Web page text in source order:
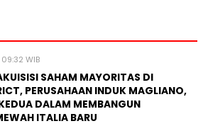
WIB
SAHAM MAYORITAS DI
PERUSAHAAN INDUK MAGLIANO,
DALAM MEMBANGUN
ITALIA BARU